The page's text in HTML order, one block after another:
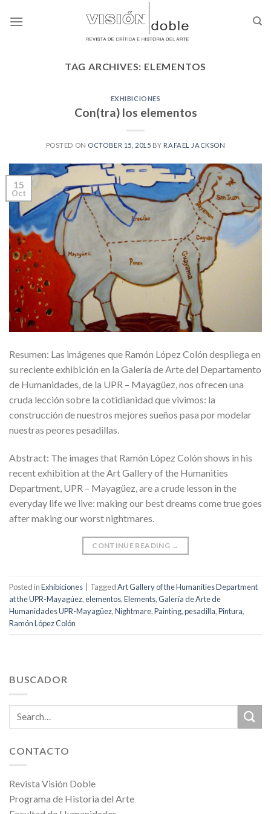
TAG ARCHIVES: ELEMENTOS
EXHIBICIONES
Con(tra) los elementos
POSTED ON OCTOBER 15, 2015 BY RAFAEL JACKSON
15
Oct
Resumen: Las imágenes que Ramón López Colón despliega en
su reciente exhibición en la Galería de Arte del Departamento
de Humanidades, de la UPR – Mayagüez, nos ofrecen una
cruda lección sobre la cotidianidad que vivimos: la
construcción de nuestros mejores sueños pasa por modelar
nuestras peores pesadillas.
Abstract: The images that Ramón López Colón shows in his
recent exhibition at the Art Gallery of the Humanities
Department, UPR – Mayagüez, are a crude lesson in the
everyday life we live: making our best dreams come true goes
after making our worst nightmares.
CONTINUE READING →
Posted inExhibiciones TaggedArt Gallery of the Humanities Department
at the UPR-Mayagúez,elementos,Elements,Galería de Arte de
Humanidades UPR-Mayagüez,Nightmare,Painting,pesadilla,Pintura,
Ramón López Colón
BUSCADOR
CONTACTO
Revista Visión Doble
Programa de Historia del Arte